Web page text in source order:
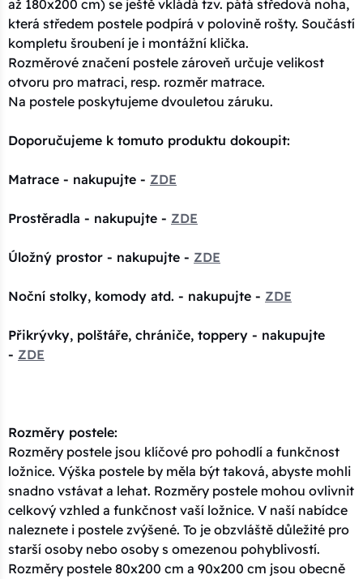
až 180x200 cm) se ještě vkládá tzv. pátá středová noha,
která středem postele podpírá v polovině rošty. Součástí
kompletu šroubení je i montážní klička.
Rozměrové značení postele zároveň určuje velikost
otvoru pro matraci, resp. rozměr matrace.
Na postele poskytujeme dvouletou záruku.
Doporučujeme k tomuto produktu dokoupit:
Matrace - nakupujte - ZDE
Prostěradla - nakupujte - ZDE
Úložný prostor - nakupujte - ZDE
Noční stolky, komody atd. - nakupujte - ZDE
Přikrývky, polštáře, chrániče, toppery - nakupujte
- ZDE
Rozměry postele:
Rozměry postele jsou klíčové pro pohodlí a funkčnost
ložnice. Výška postele by měla být taková, abyste mohli
snadno vstávat a lehat. Rozměry postele mohou ovlivnit
celkový vzhled a funkčnost vaší ložnice. V naší nabídce
naleznete i postele zvýšené. To je obzvláště důležité pro
starší osoby nebo osoby s omezenou pohyblivostí.
Rozměry postele 80x200 cm a 90x200 cm jsou obecně